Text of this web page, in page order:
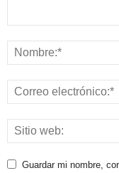
Guardar mi nombre,